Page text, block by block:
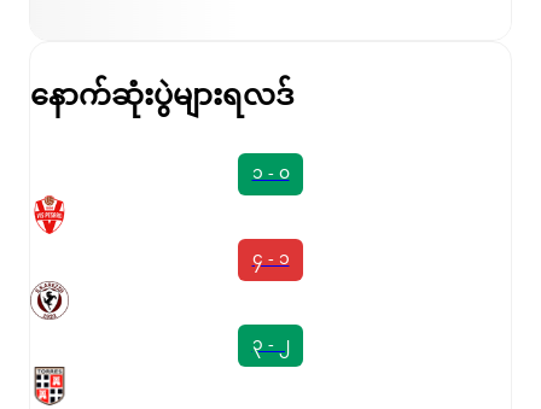
နောက်ဆုံးပွဲများရလဒ်
၁ - ၀
၄ - ၁
၃ - ၂